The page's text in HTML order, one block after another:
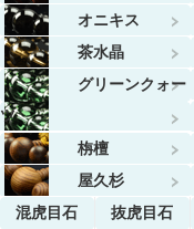
オニキス
茶水晶
グリーンクォー
ツ
栴檀
屋久杉
混虎目石
抜虎目石